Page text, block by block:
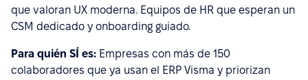
que valoran UX moderna. Equipos de HR que esperan un
CSM dedicado y onboarding guiado.
Para quién SÍ es: Empresas con más de 150
colaboradores que ya usan el ERP Visma y priorizan